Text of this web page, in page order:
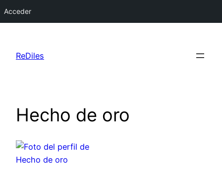
Acceder
contenido
ReDiles
Hecho de oro